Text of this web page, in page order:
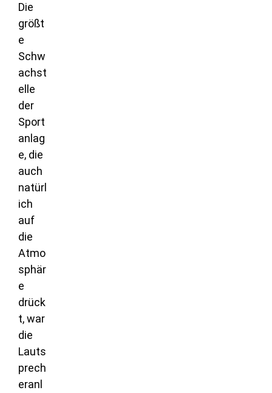
Die
größt
e
Schw
achst
elle
der
Sport
anlag
e, die
auch
natürl
ich
auf
die
Atmo
sphär
e
drück
t, war
die
Lauts
prech
eranl